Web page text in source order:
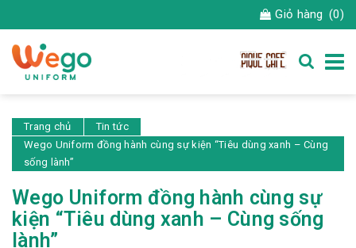
Giỏ hàng (0)
Trang chủ
Tin tức
Wego Uniform đồng hành cùng sự kiện “Tiêu dùng xanh – Cùng
sống lành”
Wego Uniform đồng hành cùng sự
kiện “Tiêu dùng xanh – Cùng sống
lành”